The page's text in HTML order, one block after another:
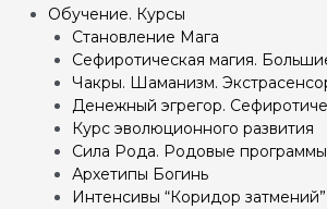
Обучение. Курсы
Становление Мага
Сефиротическая магия.
Чакры. Шаманизм.
Денежный эгрегор.
Курс эволюционного развития
Сила Рода. Родовые программы
Архетипы Богинь
Интенсивы “Коридор затмений”